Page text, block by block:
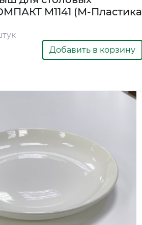
М1141 (М-Пластика
Добавить в корзину